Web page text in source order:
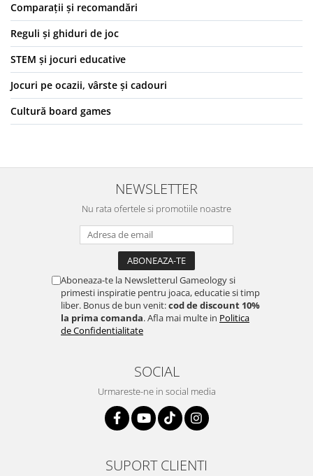
Comparații și recomandări
Reguli și ghiduri de joc
STEM și jocuri educative
Jocuri pe ocazii, vârste și cadouri
Cultură board games
NEWSLETTER
Nu rata ofertele si promotiile noastre
Aboneaza-te la Newsletterul Gameology si
primesti inspiratie pentru joaca, educatie si timp
liber. Bonus de bun venit:cod de discount 10%
la prima comanda. Afla mai multe in Politica
de Confidentialitate
SOCIAL
Urmareste-ne in social media
SUPORT CLIENTI